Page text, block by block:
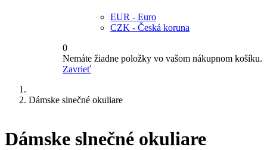
EUR - Euro
CZK - Česká koruna
0
Nemáte žiadne položky vo vašom nákupnom košíku.
Zavrieť
Dámske slnečné okuliare
Dámske slnečné okuliare